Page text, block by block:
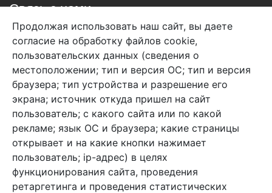
Связь с нами
+7 (495) 933-38-08
info@arben-textile.ru- оптовые продажи
Арбен текстиль г. Щелково, пер.
1-й Советский д.25, владение 2.
Мы в соц. сетях
Продолжая использовать наш сайт, вы даете
согласие на обработку файлов cookie,
пользовательских данных (сведения о
местоположении; тип и версия ОС; тип и версия
браузера; тип устройства и разрешение его
экрана; источник откуда пришел на сайт
пользователь; с какого сайта или по какой
рекламе; язык ОС и браузера; какие страницы
открывает и на какие кнопки нажимает
пользователь; ip-адрес) в целях
функционирования сайта, проведения
ретаргетинга и проведения статистических